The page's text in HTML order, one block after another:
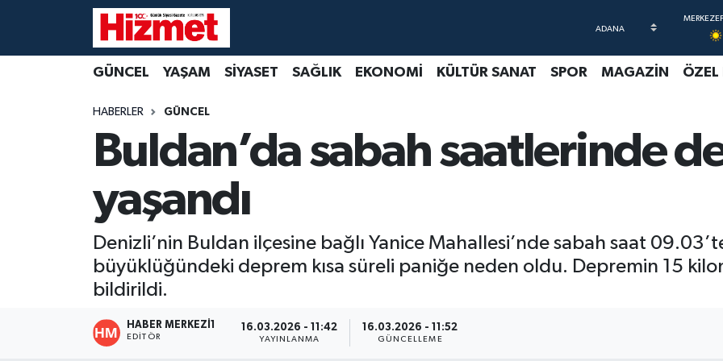
GÜNCEL YAŞAM SİYASET SAĞLIK EKONOMİ KÜLTÜR SANAT SPOR MAGAZİN ÖZEL
HABERLER GÜNCEL
Buldan’da sabah saatlerinde
yaşandı
Denizli’nin Buldan ilçesine bağlı Yanice Mahallesi’nde sabah saat
büyüklüğündeki deprem kısa süreli paniğe neden oldu. Depremin 15
bildirildi.
HABER MERKEZI1
EDITÖR
16.03.2026 - 11:42
YAYINLANMA
16.03.2026 - 11:52
GÜNCELLEME
EKONOMİ
KÜLTÜR SANAT
MAGAZİN
Denizli Nöbetçi Eczaneler
Denizli Trafik Yoğunluk Haritası
Süper Lig Puan Durumu ve Fikstür
Tüm Manşetler
Son Dakika Haberleri